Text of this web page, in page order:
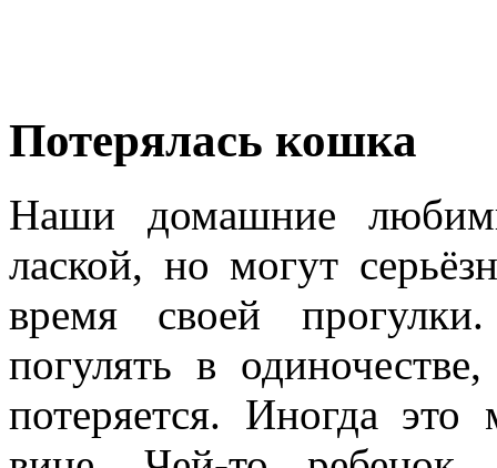
Потерялась кошка
Наши домашние
лаской, но могут
время своей
погулять в
потеряется. Иногда